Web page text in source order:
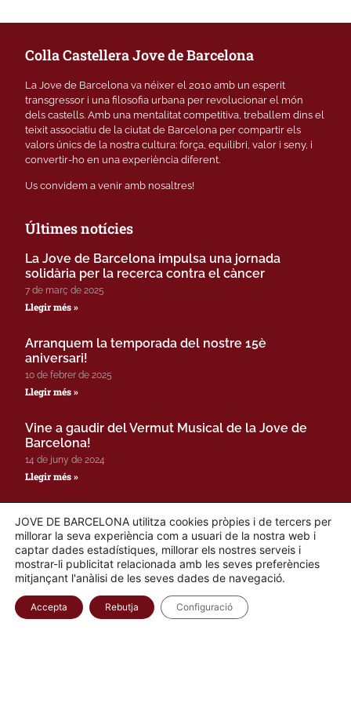
Colla Castellera Jove de Barcelona
La Jove de Barcelona va néixer el 2010 amb un esperit
transgressor i una filosofia urbana per revolucionar el món
dels castells. Amb una mentalitat competitiva, treballem dins el
teixit associatiu de la ciutat de Barcelona per compartir els
valors únics de la nostra cultura: força, equilibri, valor i seny, i
convertir-ho en una experiència diferent.
Us convidem a venir amb nosaltres!
Últimes notícies
La Jove de Barcelona impulsa una jornada
solidària per la recerca contra el càncer
7 de març de 2025
Llegir més »
Arranquem la temporada del nostre 15è
aniversari!
10 de febrer de 2025
Llegir més »
Vine a gaudir del Vermut Musical de la Jove de
Barcelona!
14 de juny de 2024
Llegir més »
Amb el suport de:
JOVE DE BARCELONA utilitza cookies pròpies i de tercers per
millorar la seva experiència com a usuari de la nostra web i
captar dades estadístiques, millorar els nostres serveis i
mostrar-li publicitat relacionada amb les seves preferències
mitjançant l'anàlisi de les seves dades de navegació.
Accepta Rebutja Configuració